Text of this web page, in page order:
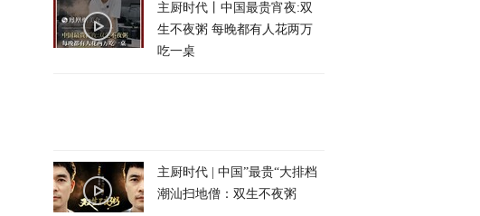
主厨时代丨中国最贵宵夜:双
生不夜粥 每晚都有人花两万
吃一桌
主厨时代 | 中国”最贵“大排档
潮汕扫地僧：双生不夜粥